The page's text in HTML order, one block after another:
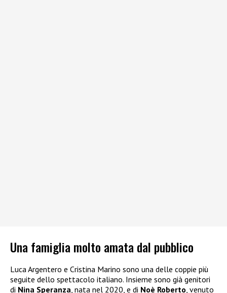
Una famiglia molto amata dal pubblico
Luca Argentero e Cristina Marino sono una delle coppie più
seguite dello spettacolo italiano. Insieme sono già genitori
di Nina Speranza, nata nel 2020, e di Noè Roberto, venuto